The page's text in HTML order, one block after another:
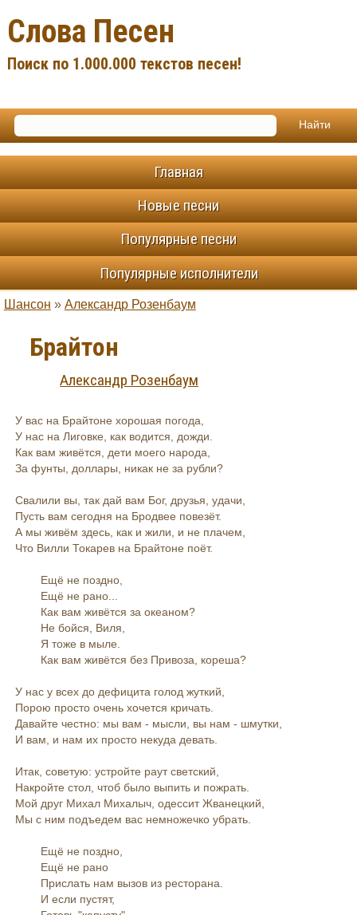
Слова Песен
Поиск по 1.000.000 текстов песен!
Главная
Новые песни
Популярные песни
Популярные исполнители
Шансон » Александр Розенбаум
Брайтон
Александр Розенбаум
У вас на Брайтоне хорошая погода,
У нас на Лиговке, как водится, дожди.
Как вам живётся, дети моего народа,
За фунты, доллары, никак не за рубли?
Свалили вы, так дай вам Бог, друзья, удачи,
Пусть вам сегодня на Бродвее повезёт.
А мы живём здесь, как и жили, и не плачем,
Что Вилли Токарев на Брайтоне поёт.
Ещё не поздно,
Ещё не рано...
Как вам живётся за океаном?
Не бойся, Виля,
Я тоже в мыле.
Как вам живётся без Привоза, кореша?
У нас у всех до дефицита голод жуткий,
Порою просто очень хочется кричать.
Давайте честно: мы вам - мысли, вы нам - шмутки,
И вам, и нам их просто некуда девать.
Итак, советую: устройте раут светский,
Накройте стол, чтоб было выпить и пожрать.
Мой друг Михал Михалыч, одессит Жванецкий,
Мы с ним подъедем вас немножечко убрать.
Ещё не поздно,
Ещё не рано
Прислать нам вызов из ресторана.
И если пустят,